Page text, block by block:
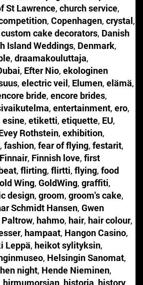
St Lawrence, church service,
, Copenhagen, crystal,
custom cake decorators, Danish
Island Weddings, Denmark,
, draamakouluttaja,
, Efter Nio, ekologinen
, electric veil, Elumen, elämä,
bride, encore brides,
, entertainment, ero,
esine, etiketti, etiquette, EU,
Rothstein, exhibition,
, fashion, fear of flying, festarit,
Finnair, Finnish love, first
, flirting, flirtti, flying, food
Wing, GoldWing, graffiti,
design, groom, groom's cake,
Schmidt Hansen, Gwen
, hahmo, hair, hair colour,
, hampaat, Hangon Casino,
Leppä, heikot sylityksin,
, Helsingin Sanomat,
hen night, Hende Nieminen,
hirmumorsian historia history